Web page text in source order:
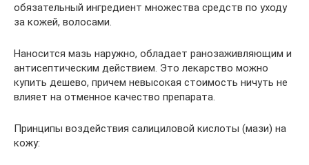
обязательный ингредиент множества средств по уходу
за кожей, волосами.
Наносится мазь наружно, обладает ранозаживляющим и
антисептическим действием. Это лекарство можно
купить дешево, причем невысокая стоимость ничуть не
влияет на отменное качество препарата.
Принципы воздействия салициловой кислоты (мази) на
кожу: